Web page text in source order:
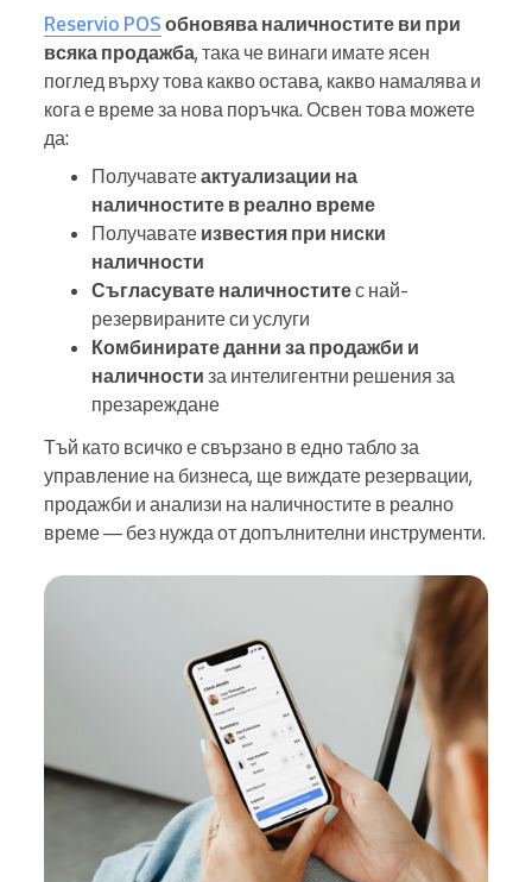
Reservio POS обновява наличностите ви при
всяка продажба, така че винаги имате ясен
поглед върху това какво остава, какво намалява и
кога е време за нова поръчка. Освен това можете
да:
Получаватеактуализации на
наличностите в реално време
Получавате известия при ниски
наличности
Съгласувате наличноститес най-
резервираните си услуги
Комбинирате данни за продажби и
наличности за интелигентни решения за
презареждане
Тъй като всичко е свързано в едно табло за
управление на бизнеса, ще виждате резервации,
продажби и анализи на наличностите в реално
време — без нужда от допълнителни инструменти.